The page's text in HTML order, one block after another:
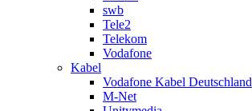
swb
Tele2
Telekom
Vodafone
Kabel
Vodafone Kabel Deutschland
M-Net